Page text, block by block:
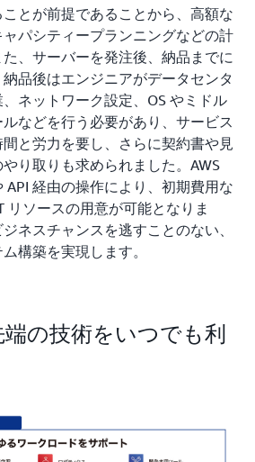
とが前提であることから、高額な
パシティープランニングなどの計
、サーバーを発注後、納品までに
品後はエンジニアがデータセンタ
ネットワーク設定、OS やミドル
などを行う必要があり、サービス
と労力を要し、さらに契約書や見
り取りも求められました。AWS
API 経由の操作により、初期費用な
リソースの用意が可能となりま
ネスチャンスを逃すことのない、
構築を実現します。
の技術をいつでも利